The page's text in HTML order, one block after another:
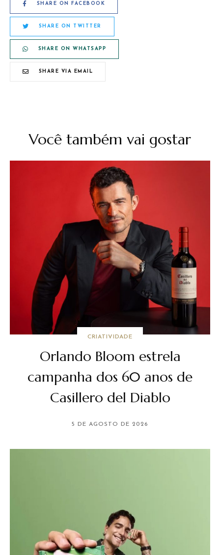
SHARE ON FACEBOOK
SHARE ON TWITTER
SHARE ON WHATSAPP
SHARE VIA EMAIL
Você também vai gostar
CRIATIVIDADE
Orlando Bloom estrela
campanha dos 60 anos de
Casillero del Diablo
5 DE AGOSTO DE 2026